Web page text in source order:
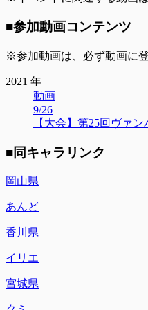
■参加動画コンテンツ
※参加動画は、必ず動画に
2021 年
動画
9/26
【大会】第25回ヴァ
■同キャラリンク
岡山県
あんど
香川県
イリエ
宮城県